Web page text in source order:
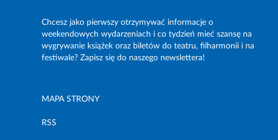
Chcesz jako pierwszy otrzymywać informacje o
weekendowych wydarzeniach i co tydzień mieć szansę na
wygrywanie książek oraz biletów do teatru, filharmonii i na
festiwale? Zapisz się do naszego newslettera!
MAPA STRONY
RSS